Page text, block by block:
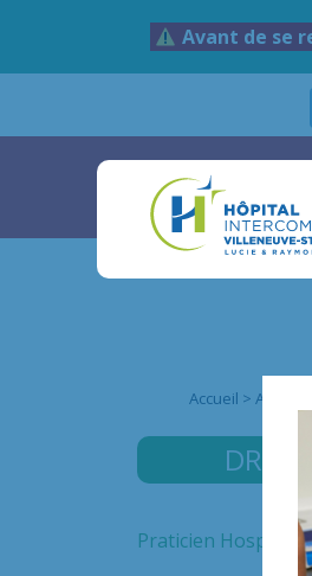
Avant de se
Accueil >
DR
Praticien